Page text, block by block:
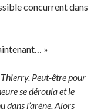
concurrent dans
»
Peut-être pour
se déroula et le
dans l’arène. Alors